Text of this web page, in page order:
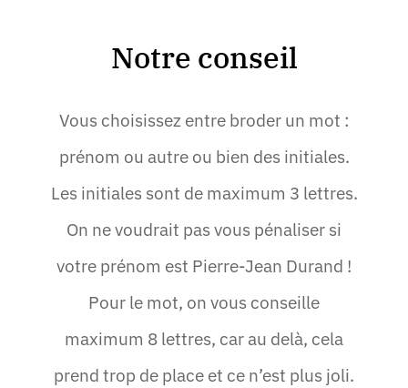
Notre conseil
Vous choisissez entre broder un mot :
prénom ou autre ou bien des initiales.
Les initiales sont de maximum 3 lettres.
On ne voudrait pas vous pénaliser si
votre prénom est Pierre-Jean Durand !
Pour le mot, on vous conseille
maximum 8 lettres, car au delà, cela
prend trop de place et ce n’est plus joli.